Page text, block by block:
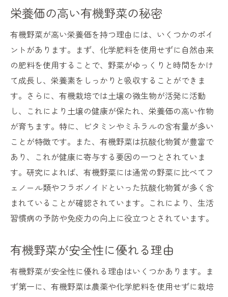
透明性のある生産者が育てた有機野菜
生産者のストーリーと有機野菜の魅力
有機野菜で持続可能な農業と健康的な未来を築
こう
持続可能な農業のための有機栽培
環境に優しい有機野菜の選び方
未来のために有機野菜を選ぶ理由
持続可能な農業と健康生活の関係
有機野菜がもたらす環境保護の効果
持続可能な農業を支える消費者の役割
栄養価の高い有機野菜の秘密
有機野菜が高い栄養価を持つ理由には、いくつかのポイ
ントがあります。まず、化学肥料を使用せずに自然由来
の肥料を使用することで、野菜がゆっくりと時間をかけ
て成長し、栄養素をしっかりと吸収することができま
す。さらに、有機栽培では土壌の微生物が活発に活動
し、これにより土壌の健康が保たれ、栄養価の高い作物
が育ちます。特に、ビタミンやミネラルの含有量が多い
ことが特徴です。また、有機野菜は抗酸化物質が豊富で
あり、これが健康に寄与する要因の一つとされていま
す。研究によれば、有機野菜には通常の野菜に比べてフ
ェノール類やフラボノイドといった抗酸化物質が多く含
まれていることが確認されています。これにより、生活
習慣病の予防や免疫力の向上に役立つとされています。
有機野菜が安全性に優れる理由
有機野菜が安全性に優れる理由はいくつかあります。ま
ず第一に、有機野菜は農薬や化学肥料を使用せずに栽培